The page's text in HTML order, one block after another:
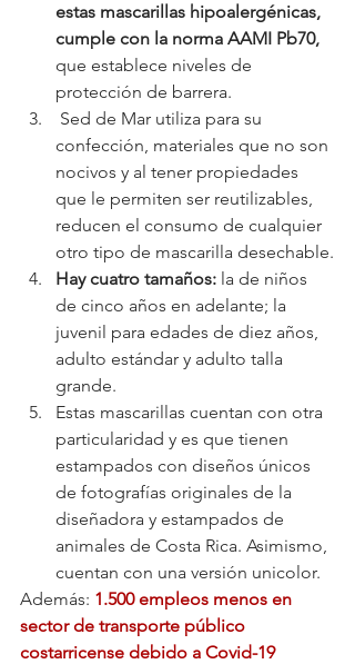
estas mascarillas hipoalergénicas,
cumple con la norma AAMI Pb70,
que establece niveles de
protección de barrera.
Sed de Mar utiliza para su
confección, materiales que no son
nocivos y al tener propiedades
que le permiten ser reutilizables,
reducen el consumo de cualquier
otro tipo de mascarilla desechable.
Hay cuatro tamaños: la de niños
de cinco años en adelante; la
juvenil para edades de diez años,
adulto estándar y adulto talla
grande.
Estas mascarillas cuentan con otra
particularidad y es que tienen
estampados con diseños únicos
de fotografías originales de la
diseñadora y estampados de
animales de Costa Rica. Asimismo,
cuentan con una versión unicolor.
Además: 1.500 empleos menos en
sector de transporte público
costarricense debido a Covid-19